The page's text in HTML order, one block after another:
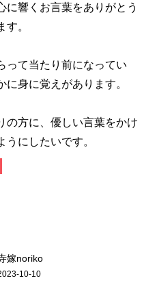
に響くお言葉をありがとう
す。
って当たり前になってい
に身に覚えがあります。
の方に、優しい言葉をかけ
うにしたいです。
嫁noriko
10-10